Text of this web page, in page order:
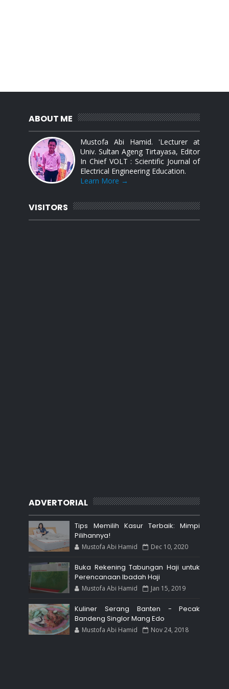
ABOUT ME
Mustofa Abi Hamid. 'Lecturer at
Univ. Sultan Ageng Tirtayasa, Editor
In Chief VOLT : Scientific Journal of
Electrical Engineering Education.
Learn More →
VISITORS
ADVERTORIAL
Tips Memilih Kasur Terbaik: Mimpi
Pilihannya!
Mustofa Abi Hamid Dec 10, 2020
Buka Rekening Tabungan Haji untuk
Perencanaan Ibadah Haji
Mustofa Abi Hamid Jan 15, 2019
Kuliner Serang Banten - Pecak
Bandeng Singlor Mang Edo
Mustofa Abi Hamid Nov 24, 2018